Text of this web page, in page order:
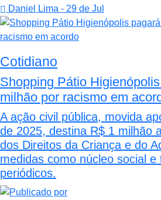
Daniel Lima - 29 de Jul
Cotidiano
Shopping Pátio
milhão por racismo em
A ação civil pública, movida
de 2025, destina R$ 1 milhão
dos Direitos da Criança e do
medidas como núcleo social e
periódicos.